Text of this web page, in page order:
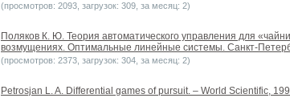
(просмотров: 2093, загрузок: 309, за месяц: 2)
Поляков К. Ю. Теория автоматического управления для
возмущениях. Оптимальные линейные системы. Санкт-
(просмотров: 2373, загрузок: 304, за месяц: 2)
Petrosjan L. A. Differential games of pursuit. – World Scientific,